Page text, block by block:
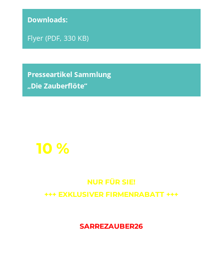
Downloads:
Flyer (PDF, 330 KB)
Presseartikel Sammlung
„Die Zauberflöte“
10 %
NUR FÜR SIE!
+++ EXKLUSIVER FIRMENRABATT +++
SARREZAUBER26